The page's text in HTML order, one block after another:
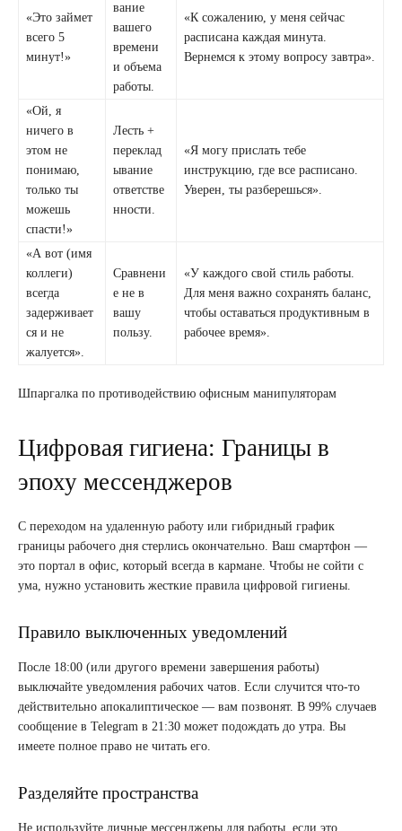
«Это займет
всего 5
минут!»
вание
вашего
времени
и объема
работы.
«К сожалению, у меня сейчас
расписана каждая минута.
Вернемся к этому вопросу завтра».
«Ой, я
ничего в
этом не
понимаю,
только ты
можешь
спасти!»
Лесть +
переклад
ывание
ответстве
нности.
«Я могу прислать тебе
инструкцию, где все расписано.
Уверен, ты разберешься».
«А вот (имя
коллеги)
всегда
задерживает
ся и не
жалуется».
Сравнени
е не в
вашу
пользу.
«У каждого свой стиль работы.
Для меня важно сохранять баланс,
чтобы оставаться продуктивным в
рабочее время».
Шпаргалка по противодействию офисным манипуляторам
Цифровая гигиена: Границы в
эпоху мессенджеров
С переходом на удаленную работу или гибридный график
границы рабочего дня стерлись окончательно. Ваш смартфон —
это портал в офис, который всегда в кармане. Чтобы не сойти с
ума, нужно установить жесткие правила цифровой гигиены.
Правило выключенных уведомлений
После 18:00 (или другого времени завершения работы)
выключайте уведомления рабочих чатов. Если случится что-то
действительно апокалиптическое — вам позвонят. В 99% случаев
сообщение в Telegram в 21:30 может подождать до утра. Вы
имеете полное право не читать его.
Разделяйте пространства
Не используйте личные мессенджеры для работы, если это